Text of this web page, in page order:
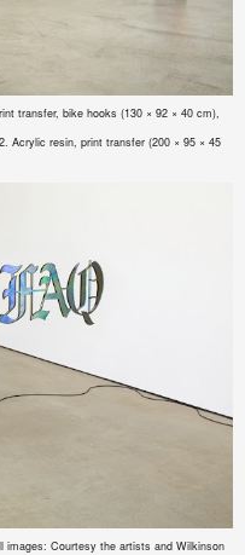
transfer, bike hooks (130 × 92 × 40 cm),
Acrylic resin, print transfer (200 × 95 × 45
images: Courtesy the artists and Wilkinson